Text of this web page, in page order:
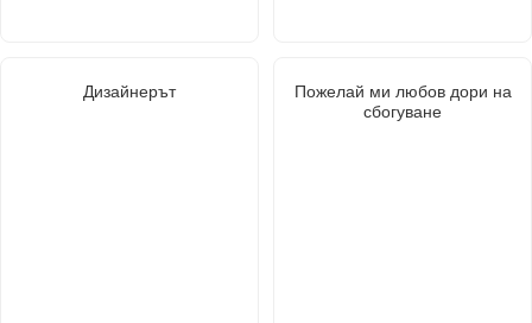
Дизайнерът
Пожелай ми любов дори на
сбогуване